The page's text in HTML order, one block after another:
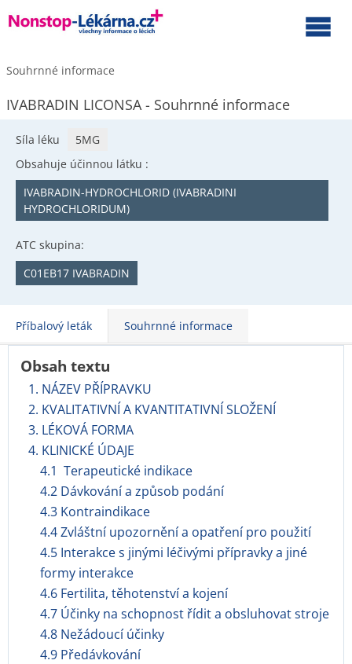
Souhrnné informace
IVABRADIN LICONSA - Souhrnné informace
Síla léku
5MG
Obsahuje účinnou látku :
IVABRADIN-HYDROCHLORID (IVABRADINI
HYDROCHLORIDUM)
ATC skupina:
C01EB17 IVABRADIN
Příbalový leták Souhrnné informace
Obsah textu
1. NÁZEV PŘÍPRAVKU
2. KVALITATIVNÍ A KVANTITATIVNÍ SLOŽENÍ
3. LÉKOVÁ FORMA
4. KLINICKÉ ÚDAJE
4.1 Terapeutické indikace
4.2 Dávkování a způsob podání
4.3 Kontraindikace
4.4 Zvláštní upozornění a opatření pro použití
4.5 Interakce s jinými léčivými přípravky a jiné
formy interakce
4.6 Fertilita, těhotenství a kojení
4.7 Účinky na schopnost řídit a obsluhovat stroje
4.8 Nežádoucí účinky
4.9 Předávkování